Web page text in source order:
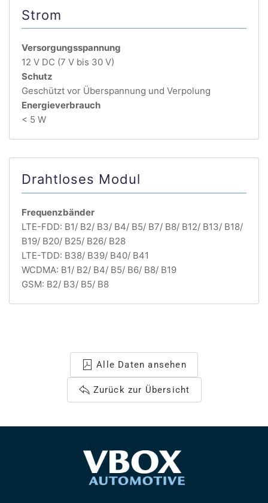
Strom
Versorgungsspannung
12 V DC (7 V bis 30 V)
Schutz
Geschützt vor Überspannung und Verpolung
Energieverbrauch
< 5 W
Drahtloses Modul
Frequenzbänder
LTE-FDD: B1/ B2/ B3/ B4/ B5/ B7/ B8/ B12/ B13/ B18/
B19/ B20/ B25/ B26/ B28
LTE-TDD: B38/ B39/ B40/ B41
WCDMA: B1/ B2/ B4/ B5/ B6/ B8/ B19
GSM: B2/ B3/ B5/ B8
Alle Daten ansehen
Zurück zur Übersicht